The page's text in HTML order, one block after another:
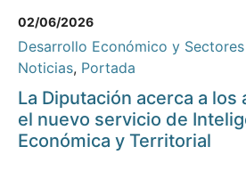
02/06/2026
Desarrollo Económico y
Noticias, Portada
La Diputación acerca a los
el nuevo servicio de
Económica y Territorial